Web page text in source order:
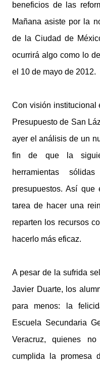
beneficios de las
Mañana asiste por la
de la Ciudad de
ocurrirá algo como lo
el 10 de mayo de 2012.
Con visión institucional
Presupuesto de San
ayer el análisis de un
fin de que la
herramientas
presupuestos. Así
tarea de hacer una
reparten los recursos
hacerlo más eficaz.
A pesar de la sufrida
Javier Duarte, los
para menos: la
Escuela Secundaria
Veracruz, quienes
cumplida la promesa